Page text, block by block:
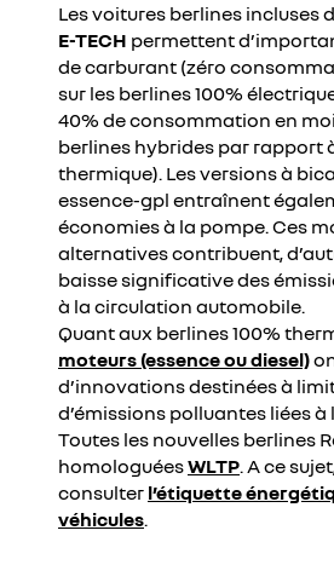
Les voitures berlines incluses
E-TECH permettent
de carburant (zéro
sur les berlines 100%
40% de consommation en
berlines hybrides par rapport
thermique). Les versions à
essence-gpl entraînent
économies à la pompe. Ces
alternatives contribuent,
baisse significative des
à la circulation automobile.
Quant aux berlines 100%
moteurs (essence ou diesel)
d’innovations destinées à
d’émissions polluantes liées
Toutes les nouvelles berlines
homologuéesWLTP. A ce
consulter l’étiquette
véhicules.